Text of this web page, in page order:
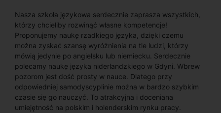
Nasza szkoła językowa serdecznie zaprasza wszystkich,
którzy chcieliby rozwinąć własne kompetencje!
Proponujemy naukę rzadkiego języka, dzięki czemu
można zyskać szansę wyróżnienia na tle ludzi, którzy
mówią jedynie po angielsku lub niemiecku. Serdecznie
polecamy naukę języka niderlandzkiego w Gdyni. Wbrew
pozorom jest dość prosty w nauce. Dlatego przy
odpowiedniej samodyscyplinie można w bardzo szybkim
czasie się go nauczyć. To atrakcyjna i doceniana
umiejętność na polskim i holenderskim rynku pracy.